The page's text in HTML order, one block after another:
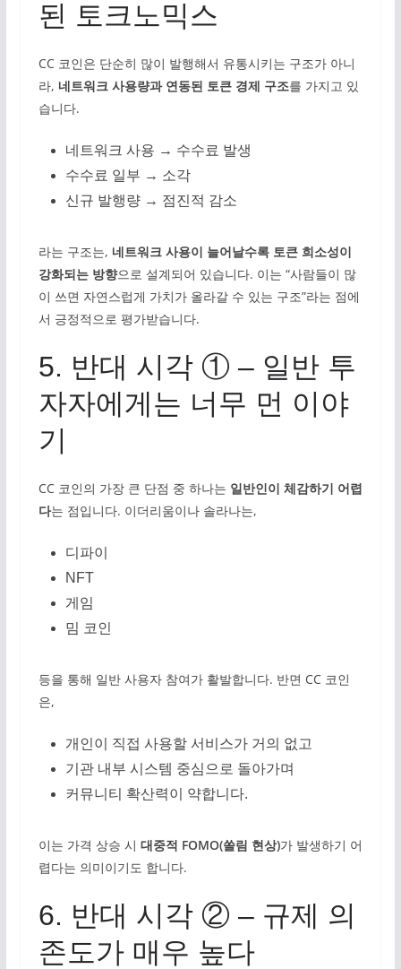
된 토크노믹스
CC 코인은 단순히 많이 발행해서 유통시키는 구조가 아니
라, 네트워크 사용량과 연동된 토큰 경제 구조를 가지고 있
습니다.
네트워크 사용 → 수수료 발생
수수료 일부 → 소각
신규 발행량 → 점진적 감소
라는 구조는, 네트워크 사용이 늘어날수록 토큰 희소성이
강화되는 방향으로 설계되어 있습니다. 이는 “사람들이 많
이 쓰면 자연스럽게 가치가 올라갈 수 있는 구조”라는 점에
서 긍정적으로 평가받습니다.
5. 반대 시각 ① – 일반 투
자자에게는 너무 먼 이야
기
CC 코인의 가장 큰 단점 중 하나는 일반인이 체감하기 어렵
다는 점입니다. 이더리움이나 솔라나는,
디파이
NFT
게임
밈 코인
등을 통해 일반 사용자 참여가 활발합니다. 반면 CC 코인
은,
개인이 직접 사용할 서비스가 거의 없고
기관 내부 시스템 중심으로 돌아가며
커뮤니티 확산력이 약합니다.
이는 가격 상승 시 대중적 FOMO(쏠림 현상)가 발생하기 어
렵다는 의미이기도 합니다.
6. 반대 시각 ② – 규제 의
존도가 매우 높다